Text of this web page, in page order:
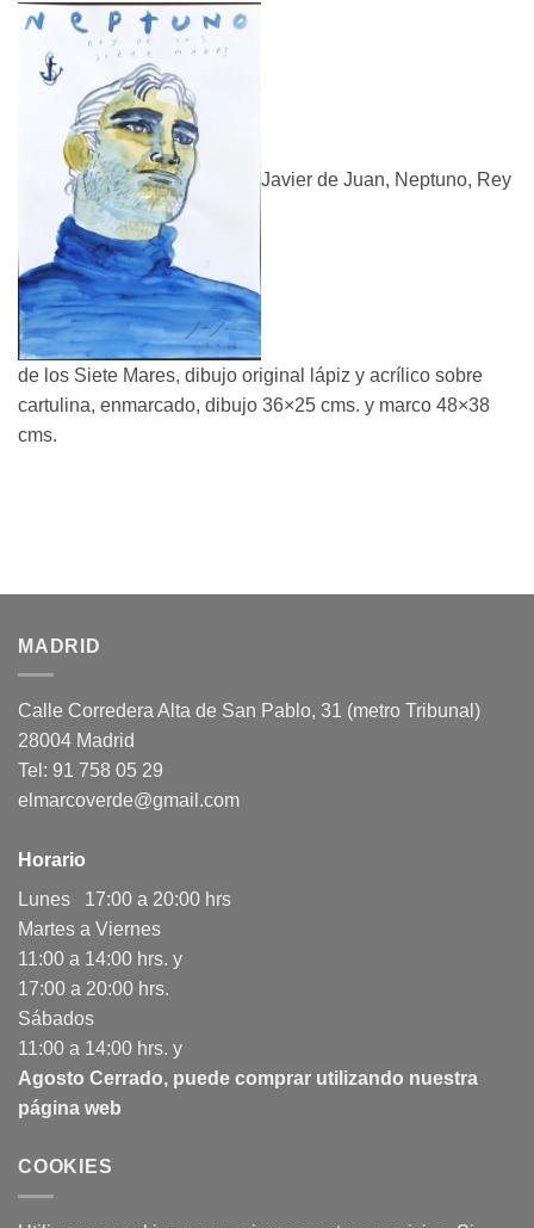
Javier de Juan, Neptuno, Rey
de los Siete Mares, dibujo original lápiz y acrílico sobre
cartulina, enmarcado, dibujo 36×25 cms. y marco 48×38
cms.
MADRID
Calle Corredera Alta de San Pablo, 31 (metro Tribunal)
28004 Madrid
Tel: 91 758 05 29
elmarcoverde@gmail.com
Horario
Lunes 17:00 a 20:00 hrs
Martes a Viernes
11:00 a 14:00 hrs. y
17:00 a 20:00 hrs.
Sábados
11:00 a 14:00 hrs. y
Agosto Cerrado, puede comprar utilizando nuestra
página web
COOKIES